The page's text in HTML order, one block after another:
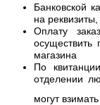
Банковской
на
Оплату
осуществить
магазина
По
отделении
могут